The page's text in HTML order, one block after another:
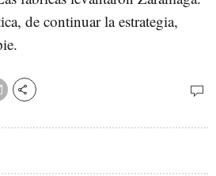
de continuar la estrategia,